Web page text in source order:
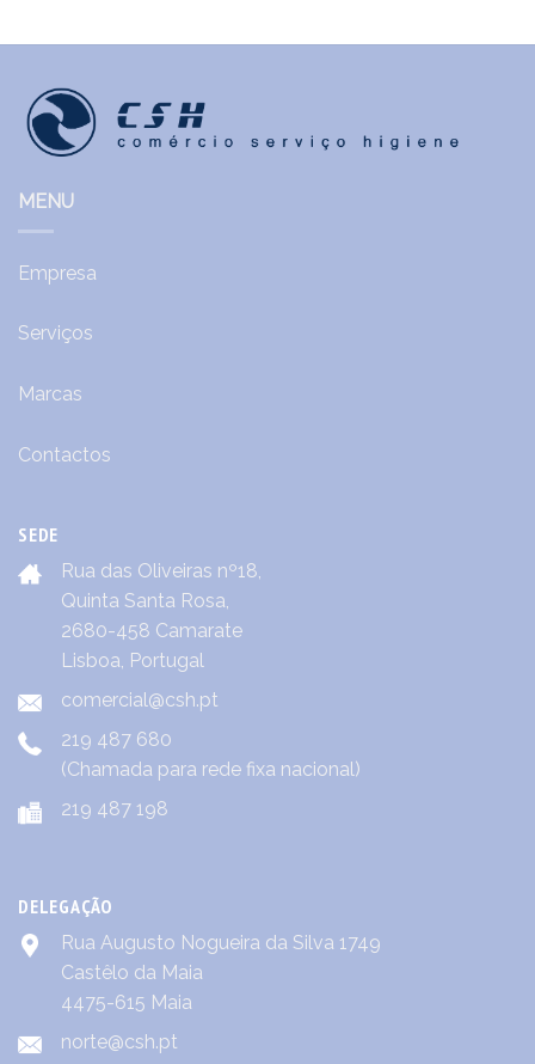
MENU
Empresa
Serviços
Marcas
Contactos
SEDE
Rua das Oliveiras nº18,
Quinta Santa Rosa,
2680-458 Camarate
Lisboa, Portugal
comercial@csh.pt
219 487 680
(Chamada para rede fixa nacional)
219 487 198
DELEGAÇÃO
Rua Augusto Nogueira da Silva 1749
Castêlo da Maia
4475-615 Maia
norte@csh.pt